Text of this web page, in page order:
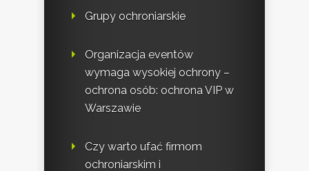
Grupy ochroniarskie
Organizacja eventów
wymaga wysokiej ochrony –
ochrona osób: ochrona VIP w
Warszawie
Czy warto ufać firmom
ochroniarskim i